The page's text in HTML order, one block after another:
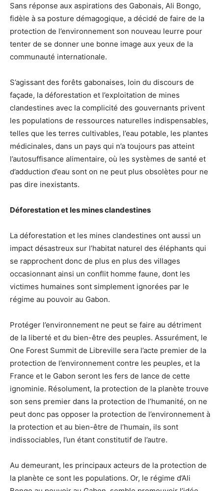
Sans réponse aux aspirations des Gabonais, Ali Bongo,
fidèle à sa posture démagogique, a décidé de faire de la
protection de l’environnement son nouveau leurre pour
tenter de se donner une bonne image aux yeux de la
communauté internationale.
S’agissant des forêts gabonaises, loin du discours de
façade, la déforestation et l’exploitation de mines
clandestines avec la complicité des gouvernants privent
les populations de ressources naturelles indispensables,
telles que les terres cultivables, l’eau potable, les plantes
médicinales, dans un pays qui n’a toujours pas atteint
l’autosuffisance alimentaire, où les systèmes de santé et
d’adduction d’eau sont on ne peut plus obsolètes pour ne
pas dire inexistants.
Déforestation et les mines clandestines
La déforestation et les mines clandestines ont aussi un
impact désastreux sur l’habitat naturel des éléphants qui
se rapprochent donc de plus en plus des villages
occasionnant ainsi un conflit homme faune, dont les
victimes humaines sont simplement ignorées par le
régime au pouvoir au Gabon.
Protéger l’environnement ne peut se faire au détriment
de la liberté et du bien-être des peuples. Assurément, le
One Forest Summit de Libreville sera l’acte premier de la
protection de l’environnement contre les peuples, et la
France et le Gabon seront les fers de lance de cette
ignominie. Résolument, la protection de la planète trouve
son sens premier dans la protection de l’humanité, on ne
peut donc pas opposer la protection de l’environnement à
la protection et au bien-être de l’humain, ils sont
indissociables, l’un étant constitutif de l’autre.
Au demeurant, les principaux acteurs de la protection de
la planète ce sont les populations. Or, le régime d’Ali